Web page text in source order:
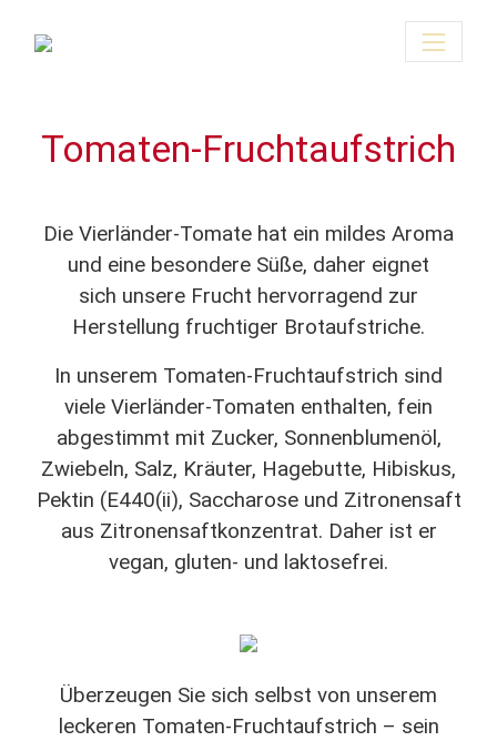
Tomaten-Fruchtaufstrich
Die Vierländer-Tomate hat ein mildes Aroma
und eine besondere Süße, daher eignet
sich unsere Frucht hervorragend zur
Herstellung fruchtiger Brotaufstriche.
In unserem Tomaten-Fruchtaufstrich sind
viele Vierländer-Tomaten enthalten, fein
abgestimmt mit Zucker, Sonnenblumenöl,
Zwiebeln, Salz, Kräuter, Hagebutte, Hibiskus,
Pektin (E440(ii), Saccharose und Zitronensaft
aus Zitronensaftkonzentrat. Daher ist er
vegan, gluten- und laktosefrei.
Überzeugen Sie sich selbst von unserem
leckeren Tomaten-Fruchtaufstrich – sein